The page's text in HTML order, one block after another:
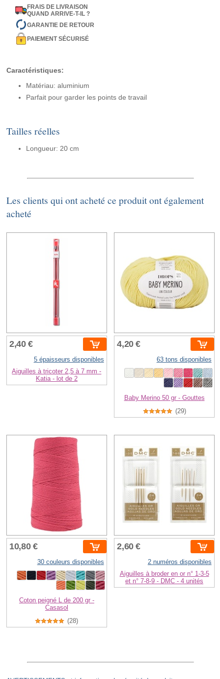
FRAIS DE LIVRAISON
QUAND ARRIVE-T-IL ?
GARANTIE DE RETOUR
PAIEMENT SÉCURISÉ
Caractéristiques:
Matériau: aluminium
Parfait pour garder les points de travail
Tailles réelles
Longueur: 20 cm
Les clients qui ont acheté ce produit ont également
acheté
2,40 €
5 épaisseurs disponibles
Aiguilles à tricoter 2,5 à 7 mm -
Katia - lot de 2
4,20 €
63 tons disponibles
Baby Merino 50 gr - Gouttes
(29)
10,80 €
30 couleurs disponibles
Coton peigné L de 200 gr -
Casasol
(28)
2,60 €
2 numéros disponibles
Aiguilles à broder en or n° 1-3-5
et n° 7-8-9 - DMC - 4 unités